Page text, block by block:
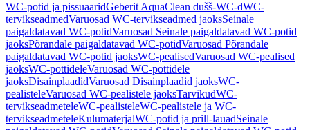
WC-potid ja pissuaaridGeberit AquaClean dušš-WC-dWC-
tervikseadmedVaruosad WC-tervikseadmed jaoksSeinale
paigaldatavad WC-potidVaruosad Seinale paigaldatavad WC-potid
jaoksPõrandale paigaldatavad WC-potidVaruosad Põrandale
paigaldatavad WC-potid jaoksWC-pealisedVaruosad WC-pealised
jaoksWC-pottideleVaruosad WC-pottidele
jaoksDisainplaadidVaruosad Disainplaadid jaoksWC-
pealisteleVaruosad WC-pealistele jaoksTarvikudWC-
tervikseadmeteleWC-pealisteleWC-pealistele ja WC-
tervikseadmeteleKulumaterjalWC-potid ja prill-lauadSeinale